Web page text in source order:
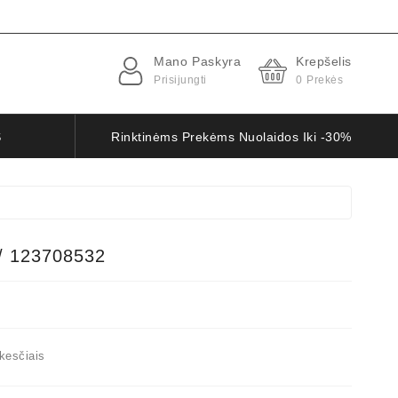
Mano Paskyra
Prisijungti
Krepšelis
0 Prekės
Rinktinėms Prekėms Nuolaidos Iki -30%
123708532